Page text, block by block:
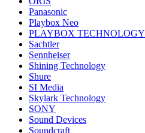
Panasonic
Playbox Neo
PLAYBOX TECHNOLOGY
Sachtler
Sennheiser
Shining Technology
Shure
SI Media
Skylark Technology
SONY
Sound Devices
Soundcraft